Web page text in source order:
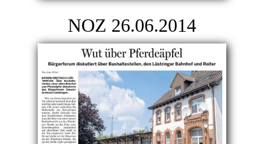
NOZ 26.06.2014